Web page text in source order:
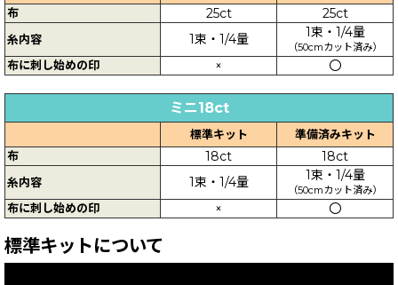
布 25ct 25ct
糸内容 1束・1/4量 1束・1/4量
（50cmカット済み）
布に刺し始めの印 × 〇
ミニ18ct
標準キット
準備済みキット
布
18ct 18ct
糸内容 1束・1/4量 1束・1/4量
（50cmカット済み）
布に刺し始めの印 × 〇
標準キットについて